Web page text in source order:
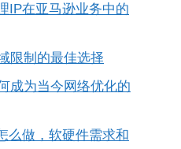
IP在亚马逊业务中的
限制的最佳选择
成为当今网络优化的
么做，软硬件需求和